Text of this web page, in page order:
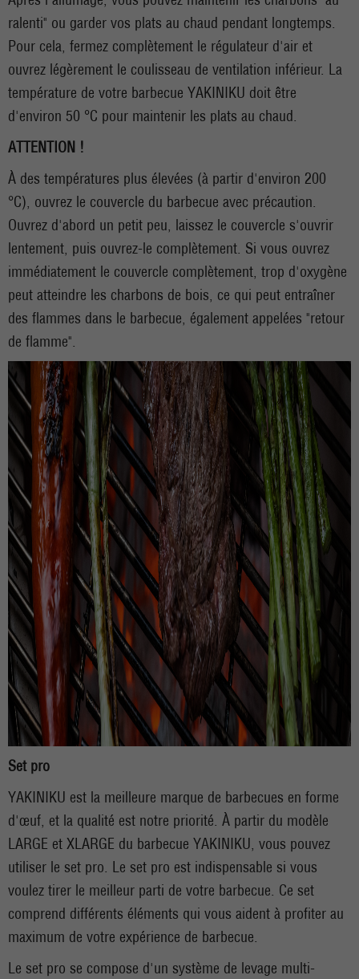
ralenti" ou garder vos plats au chaud pendant longtemps.
Pour cela, fermez complètement le régulateur d'air et
ouvrez légèrement le coulisseau de ventilation inférieur. La
température de votre barbecue YAKINIKU doit être
d'environ 50 °C pour maintenir les plats au chaud.
ATTENTION !
À des températures plus élevées (à partir d'environ 200
°C), ouvrez le couvercle du barbecue avec précaution.
Ouvrez d'abord un petit peu, laissez le couvercle s'ouvrir
lentement, puis ouvrez-le complètement. Si vous ouvrez
immédiatement le couvercle complètement, trop d'oxygène
peut atteindre les charbons de bois, ce qui peut entraîner
des flammes dans le barbecue, également appelées "retour
de flamme".
Set pro
YAKINIKU est la meilleure marque de barbecues en forme
d'œuf, et la qualité est notre priorité. À partir du modèle
LARGE et XLARGE du barbecue YAKINIKU, vous pouvez
utiliser le set pro. Le set pro est indispensable si vous
voulez tirer le meilleur parti de votre barbecue. Ce set
comprend différents éléments qui vous aident à profiter au
maximum de votre expérience de barbecue.
Le set pro se compose d'un système de levage multi-